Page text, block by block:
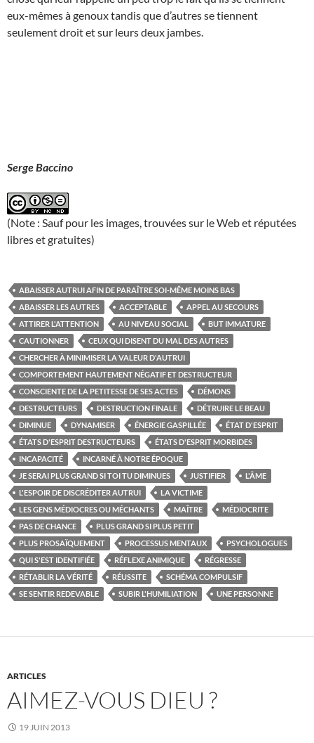
eux-mêmes à genoux tandis que d’autres se tiennent
seulement droit et sur leurs deux jambes.
Serge Baccino
(Note : Sauf pour les images, trouvées sur le Web et réputées
libres et gratuites)
ABAISSER AUTRUI AFIN DE PARAÎTRE SOI-MÊME MOINS BAS
ABAISSER LES AUTRES
ACCEPTABLE
APPEL AU SECOURS
ATTIRER L'ATTENTION
AU NIVEAU SOCIAL
BUT IMMATURE
CAUTIONNER
CEUX QUI DISENT DU MAL DES AUTRES
CHERCHER À MINIMISER LA VALEUR D'AUTRUI
COMPORTEMENT HAUTEMENT NÉGATIF ET DESTRUCTEUR
CONSCIENTE DE LA PETITESSE DE SES ACTES
DÉMONS
DESTRUCTEURS
DESTRUCTION FINALE
DÉTRUIRE LE BEAU
DIMINUE
DYNAMISER ÉNERGIE GASPILLÉE
ÉTAT D'ESPRIT
ÉTATS D'ESPRIT DESTRUCTEURS
ÉTATS D'ESPRIT MORBIDES
INCAPACITÉ
INCARNÉ À NOTRE ÉPOQUE
JE SERAI PLUS GRAND SI TOI TU DIMINUES
JUSTIFIER
L'ÂME
L'ESPOIR DE DISCRÉDITER AUTRUI
LA VICTIME
LES GENS MÉDIOCRES OU MÉCHANTS
MAÎTRE
MÉDIOCRITE
PAS DE CHANCE
PLUS GRAND SI PLUS PETIT
PLUS PROSAÏQUEMENT
PROCESSUS MENTAUX
PSYCHOLOGUES
QUI S'EST IDENTIFIÉE
RÉFLEXE ANIMIQUE
RÉGRESSE
RÉTABLIR LA VÉRITÉ
RÉUSSITE
SCHÉMA COMPULSIF
SE SENTIR REDEVABLE
SUBIR L'HUMILIATION UNE PERSONNE
ARTICLES
AIMEZ-VOUS DIEU ?
19 JUIN 2013